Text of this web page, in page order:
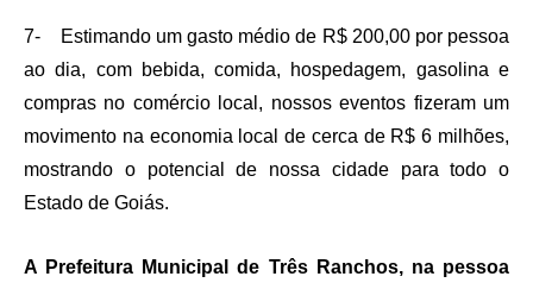
7- Estimando um gasto médio de R$ 200,00 por pessoa
ao dia, com bebida, comida, hospedagem, gasolina e
compras no comércio local, nossos eventos fizeram um
movimento na economia local de cerca de R$ 6 milhões,
mostrando o potencial de nossa cidade para todo o
Estado de Goiás.
A Prefeitura Municipal de Três Ranchos, na pessoa